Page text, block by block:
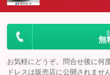
無
お気軽にどうぞ。問合せ後に何
ドレスは販売店に公開されません